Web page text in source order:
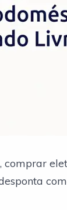
comprar